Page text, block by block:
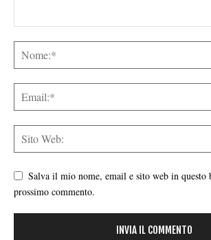
Salva il mio nome, email e sito web in
prossimo commento.